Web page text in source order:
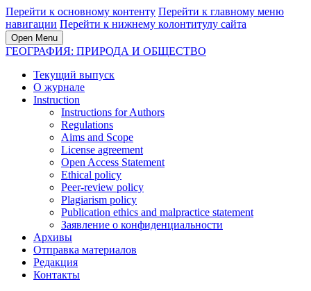
Перейти к основному контенту Перейти к главному меню
навигации Перейти к нижнему колонтитулу сайта
Open Menu
ГЕОГРАФИЯ: ПРИРОДА И ОБЩЕСТВО
Текущий выпуск
О журнале
Instruction
Instructions for Authors
Regulations
Aims and Scope
License agreement
Open Access Statement
Ethical policy
Peer-review policy
Plagiarism policy
Publication ethics and malpractice statement
Заявление о конфиденциальности
Архивы
Отправка материалов
Редакция
Контакты